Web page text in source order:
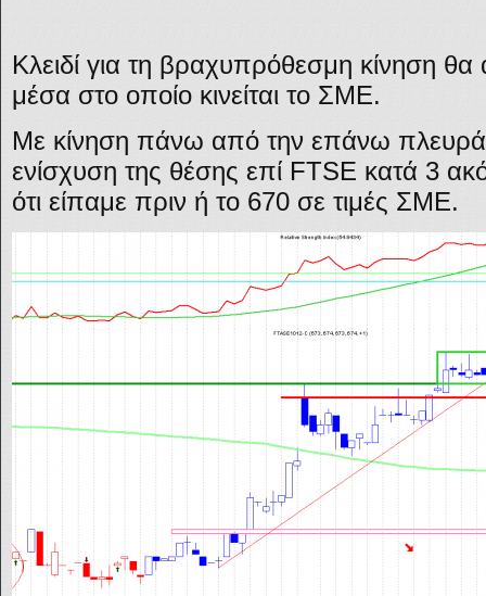
Κλειδί για τη βραχυπρόθεσμη κίνηση θα
μέσα στο οποίο κινείται το ΣΜΕ.
Με κίνηση πάνω από την επάνω
ενίσχυση της θέσης επί FTSE κατά 3
ότι είπαμε πριν ή το 670 σε τιμές ΣΜΕ.